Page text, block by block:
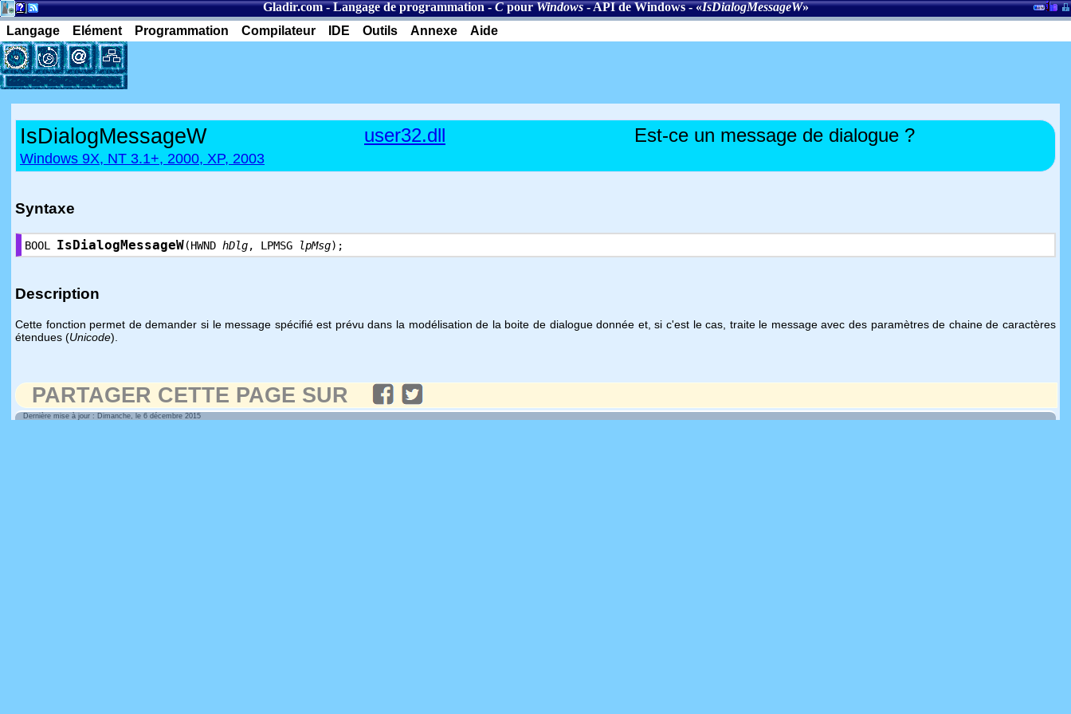
Gladir.com-Langage de programmation-CpourWindows-API de Windows- «IsDialogMessageW»
Langage
Elément Programmation Compilateur IDE Outils Annexe Aide
IsDialogMessageW user32.dll Est-ce un message de dialogue ?
Windows 9X, NT 3.1+, 2000, XP, 2003
Syntaxe
BOOL IsDialogMessageW(HWND hDlg, LPMSG lpMsg);
Description
Cette fonction permet de demander si le message spécifié est prévu dans la modélisation de la boite de dialogue donnée et, si c'est le cas, traite le message avec des paramètres de chaine de caractères
étendues (Unicode).
PARTAGER CETTE PAGE SUR
Dernière mise à jour : Dimanche, le 6 décembre 2015